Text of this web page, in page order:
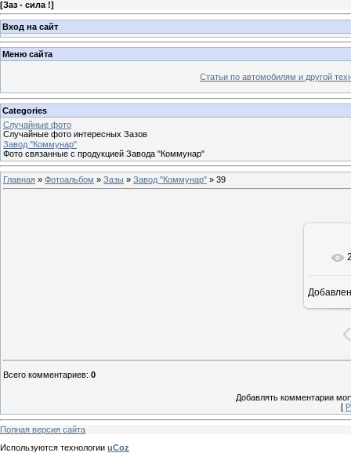
[Заз - сила !]
Вход на сайт
Меню сайта
Статьи по автомобилям и другой
Categories
Случайные фото
Случайные фото интересных Зазов
Завод "Коммунар"
Фото связанные с продукцией Завода "Коммунар"
Главная » Фотоальбом » Зазы » Завод "Коммунар" » 39
Всего комментариев: 0
Добавлять комментарии
[
Полная версия сайта
Используются технологии uCoz